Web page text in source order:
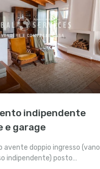
indipendente
e garage
doppio ingresso (vano
indipendente) posto…